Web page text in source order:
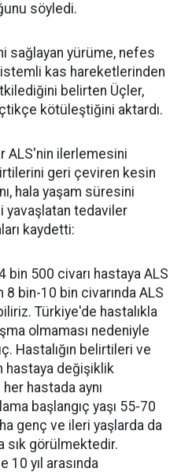
söyledi.
sağlayan yürüme, nefes
kas hareketlerinden
belirten Üçler,
kötüleştiğini aktardı.
ALS'nin ilerlemesini
geri çeviren kesin
hala yaşam süresini
yavaşlatan tedaviler
kaydetti:
bin 500 civarı hastaya ALS
8 bin-10 bin civarında ALS
Türkiye'de hastalıkla
olmaması nedeniyle
Hastalığın belirtileri ve
hastaya değişiklik
hastada aynı
başlangıç yaşı 55-70
genç ve ileri yaşlarda da
sık görülmektedir.
10 yıl arasında